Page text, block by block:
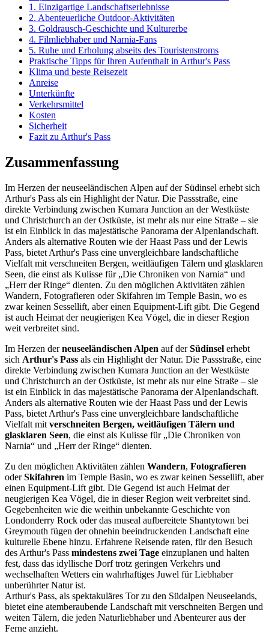
1. Einzigartige Landschaftserlebnisse
2. Abenteuerliche Outdoor-Aktivitäten
3. Goldrausch-Geschichte und Kulturerbe
4. Filmliebhaber und Narnia-Fans
5. Ruhe und Erholung abseits des Touristenstroms
Praktische Tipps für Ihren Aufenthalt in Arthur's Pass
Klima und beste Reisezeit
Anreise
Unterkünfte
Verkehrsmittel
Kosten
Sicherheit
Fazit zu Arthur's Pass
Zusammenfassung
Im Herzen der neuseeländischen Alpen auf der Südinsel erhebt sich
Arthur's Pass als ein Highlight der Natur. Die Passstraße, eine
direkte Verbindung zwischen Kumara Junction an der Westküste
und Christchurch an der Ostküste, ist mehr als nur eine Straße – sie
ist ein Einblick in das majestätische Panorama der Alpenlandschaft.
Anders als alternative Routen wie der Haast Pass und der Lewis
Pass, bietet Arthur's Pass eine unvergleichbare landschaftliche
Vielfalt mit verschneiten Bergen, weitläufigen Tälern und glasklaren
Seen, die einst als Kulisse für „Die Chroniken von Narnia“ und
„Herr der Ringe“ dienten. Zu den möglichen Aktivitäten zählen
Wandern, Fotografieren oder Skifahren im Temple Basin, wo es
zwar keinen Sessellift, aber einen Equipment-Lift gibt. Die Gegend
ist auch Heimat der neugierigen Kea Vögel, die in dieser Region
weit verbreitet sind.
Im Herzen derneuseeländischen Alpen auf derSüdinsel erhebt
sich Arthur's Pass als ein Highlight der Natur. Die Passstraße, eine
direkte Verbindung zwischen Kumara Junction an der Westküste
und Christchurch an der Ostküste, ist mehr als nur eine Straße – sie
ist ein Einblick in das majestätische Panorama der Alpenlandschaft.
Anders als alternative Routen wie der Haast Pass und der Lewis
Pass, bietet Arthur's Pass eine unvergleichbare landschaftliche
Vielfalt mit verschneiten Bergen, weitläufigen Tälern und
glasklaren Seen, die einst als Kulisse für „Die Chroniken von
Narnia“ und „Herr der Ringe“ dienten.
Zu den möglichen Aktivitäten zählen Wandern, Fotografieren
oderSkifahren im Temple Basin, wo es zwar keinen Sessellift, aber
einen Equipment-Lift gibt. Die Gegend ist auch Heimat der
neugierigen Kea Vögel, die in dieser Region weit verbreitet sind.
Gegebenheiten wie die weithin unbekannte Geschichte von
Londonderry Rock oder das museal aufbereitete Shantytown bei
Greymouth fügen der ohnehin beeindruckenden Landschaft eine
kulturelle Ebene hinzu. Erfahrene Reisende raten, für den Besuch
des Arthur's Pass mindestens zwei Tage einzuplanen und halten
fest, dass das idyllische Dorf trotz geringen Verkehrs und
wechselhaften Wetters ein wahrhaftiges Juwel für Liebhaber
unberührter Natur ist.
Arthur's Pass, als spektakuläres Tor zu den Südalpen Neuseelands,
bietet eine atemberaubende Landschaft mit verschneiten Bergen und
weiten Tälern, die jeden Naturliebhaber und Abenteurer aus der
Ferne anzieht.